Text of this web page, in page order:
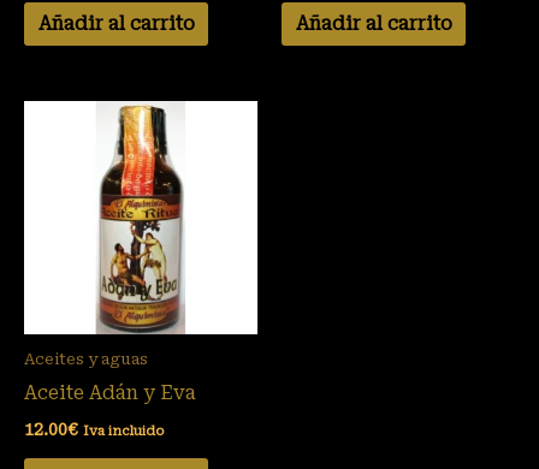
Añadir al carrito Añadir al carrito
Aceites y aguas
Aceite Adán y Eva
12.00€ Iva incluido